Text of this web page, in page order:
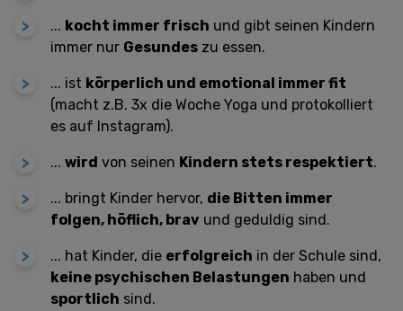
... kocht immer frisch und gibt seinen Kindern
immer nur Gesundes zu essen.
... ist körperlich und emotional immer fit
(macht z.B. 3x die Woche Yoga und protokolliert
es auf Instagram).
... wird von seinen Kindern stets respektiert.
... bringt Kinder hervor, die Bitten immer
folgen, höflich, brav und geduldig sind.
... hat Kinder, die erfolgreich in der Schule sind,
keine psychischen Belastungen haben und
sportlich sind.